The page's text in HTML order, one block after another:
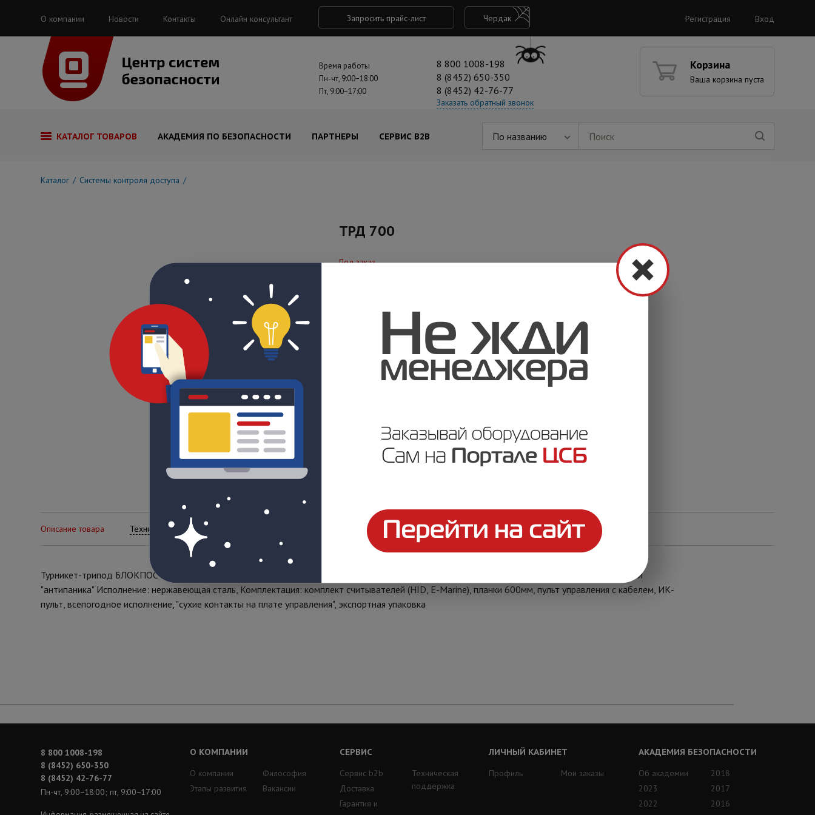
О компании Новости Контакты Онлайн консультант Запросить прайс-лист Чердак Регистрация Вход
Время работы
Пн-чт, 9:00−18:00
Пт, 9:00−17:00
8 800 1008-198
8 (8452) 650-350
8 (8452) 42-76-77
Заказать обратный звонок
Корзина
Ваша корзина пуста
КАТАЛОГ ТОВАРОВ АКАДЕМИЯ ПО БЕЗОПАСНОСТИ ПАРТНЕРЫ СЕРВИС B2B По названию
Каталог Системы контроля доступа
ТРД 700
Под заказ
Описание товара Технические характеристики
Турникет-трипод БЛОКПОСТ ТРД 700 (Габариты: 515х310х1050. Габариты упаковки: 650х435х1080 мм) эл/мех с автоматическими планками
"антипаника" Исполнение: нержавеющая сталь, Комплектация: комплект считывателей (HID, E-Marine), планки 600мм, пульт управления с кабелем, ИК-
пульт, всепогодное исполнение, "сухие контакты на плате управления", экспортная упаковка
8 800 1008-198
8 (8452) 650-350
8 (8452) 42-76-77
Пн-чт, 9:00−18:00; пт, 9:00−17:00
О КОМПАНИИ
О компании
Этапы развития
Философия
Вакансии
СЕРВИС
Сервис b2b
Доставка
Гарантия и
Техническая
поддержка
ЛИЧНЫЙ КАБИНЕТ
Профиль
Мои заказы
АКАДЕМИЯ БЕЗОПАСНОСТИ
Об академии
2023
2022
2018
2017
2016